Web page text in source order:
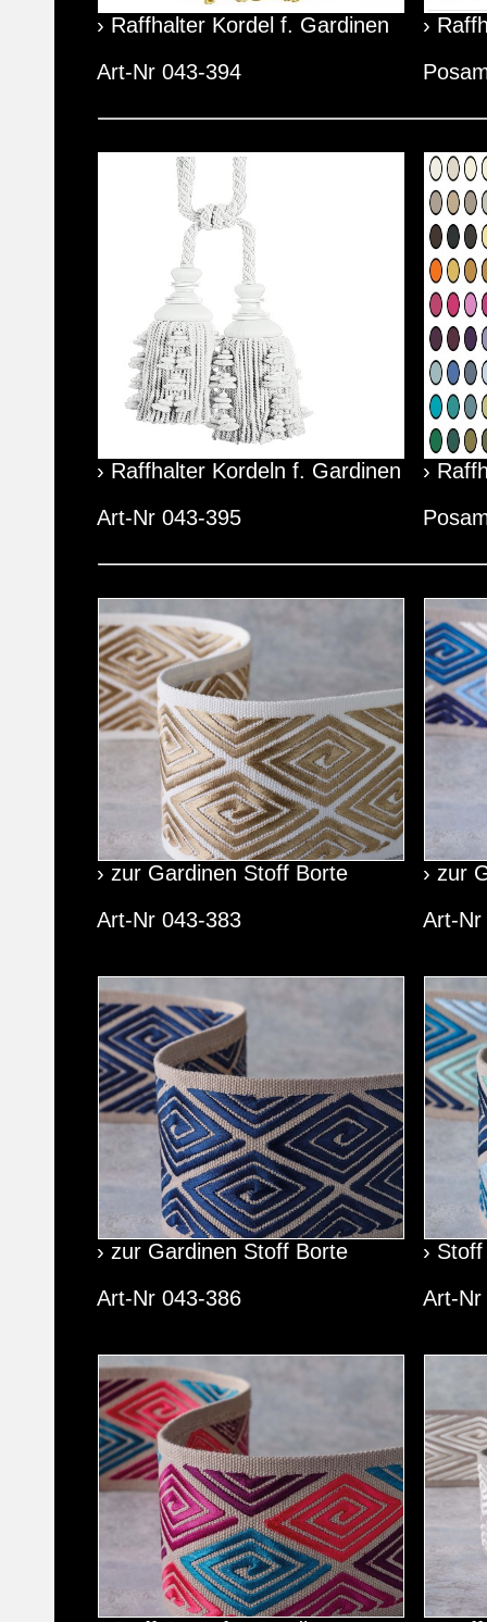
› Raffhalter Kordel f. Gardinen
Art-Nr 043-394
›
› Raffhalter Kordeln f. Gardinen
Art-Nr 043-395
›
› zur Gardinen Stoff Borte
Art-Nr 043-383
› zur
Art-Nr
› zur Gardinen Stoff Borte
Art-Nr 043-386
›
Art-Nr